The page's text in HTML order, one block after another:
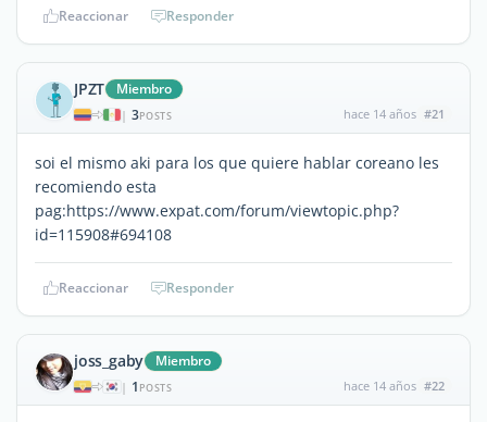
Reaccionar Responder
JPZT Miembro
| 3POSTS hace 14 años #21
soi el mismo aki para los que quiere hablar coreano les
recomiendo esta
pag:https://www.expat.com/forum/viewtopic.php?
id=115908#694108
Reaccionar Responder
joss_gaby Miembro
| 1 POSTS hace 14 años #22